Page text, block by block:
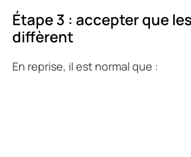
Étape 3 : accepter que
diffèrent
En reprise, il est normal que :